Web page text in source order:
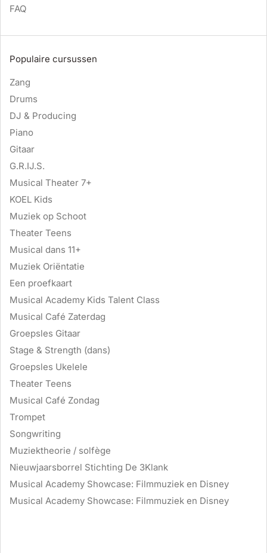
FAQ
Populaire cursussen
Zang
Drums
DJ & Producing
Piano
Gitaar
G.R.IJ.S.
Musical Theater 7+
KOEL Kids
Muziek op Schoot
Theater Teens
Musical dans 11+
Muziek Oriëntatie
Een proefkaart
Musical Academy Kids Talent Class
Musical Café Zaterdag
Groepsles Gitaar
Stage & Strength (dans)
Groepsles Ukelele
Theater Teens
Musical Café Zondag
Trompet
Songwriting
Muziektheorie / solfège
Nieuwjaarsborrel Stichting De 3Klank
Musical Academy Showcase: Filmmuziek en Disney
Musical Academy Showcase: Filmmuziek en Disney